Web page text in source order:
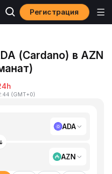
Регистрация
(Cardano) в AZN
(GMT+0)
ADA
AZN